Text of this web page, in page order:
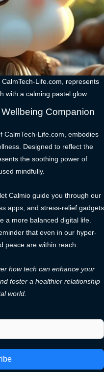
Life.com, represents
with a calming pastel glow
Companion
CalmTech-Life.com, embodies
Designed to reflect the
the soothing power of
mindfully.
Calmio guide you through our
apps, and stress-relief gadgets
a more balanced digital life.
that even in our hyper-
peace are within reach.
how tech can enhance your
foster a healthier relationship
world.